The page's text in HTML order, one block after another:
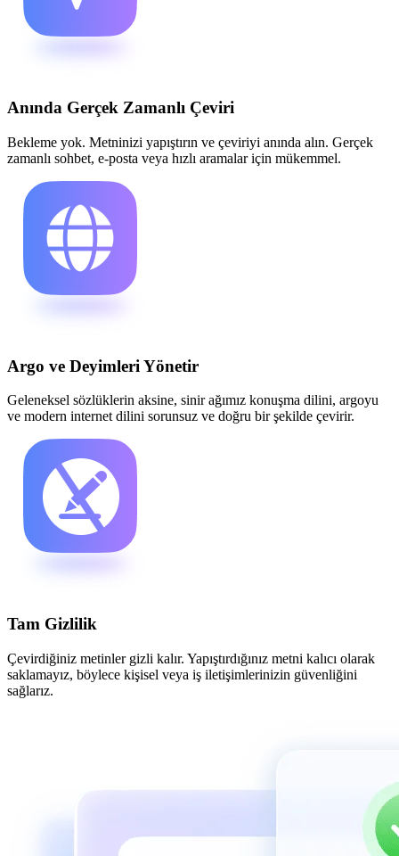
Anında Gerçek Zamanlı Çeviri
Bekleme yok. Metninizi yapıştırın ve çeviriyi anında alın. Gerçek
zamanlı sohbet, e-posta veya hızlı aramalar için mükemmel.
Argo ve Deyimleri Yönetir
Geleneksel sözlüklerin aksine, sinir ağımız konuşma dilini, argoyu
ve modern internet dilini sorunsuz ve doğru bir şekilde çevirir.
Tam Gizlilik
Çevirdiğiniz metinler gizli kalır. Yapıştırdığınız metni kalıcı olarak
saklamayız, böylece kişisel veya iş iletişimlerinizin güvenliğini
sağlarız.